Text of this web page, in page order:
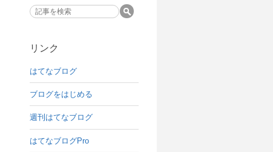
リンク
はてなブログ
ブログをはじめる
週刊はてなブログ
はてなブログPro